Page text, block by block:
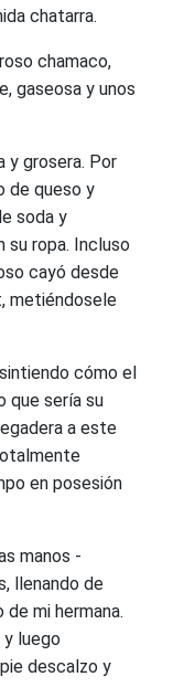
chatarra.
chamaco,
gaseosa y unos
y grosera. Por
de queso y
soda y
su ropa. Incluso
cayó desde
metiéndosele
sintiendo cómo el
que sería su
a este
en posesión
manos -
llenando de
mi hermana.
luego
descalzo y